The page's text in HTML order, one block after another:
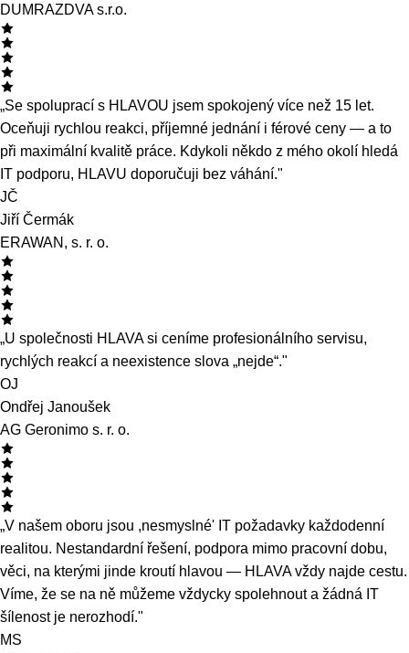
Dohlavy Education, s. r. o.
"Přechod na HLAVA PILOT PRO bylo skvělé rozhodnutí.
Konečně máme IT, které funguje z našeho pohledu úplně samo
— bezpečně a bez problémů. Nic nás nevyrušuje od naší
práce."
JM
Ing. Jan Mojžíš
DUMRAZDVA s.r.o.
„Se spoluprací s HLAVOU jsem spokojený více než 15 let.
Oceňuji rychlou reakci, příjemné jednání i férové ceny — a to
při maximální kvalitě práce. Kdykoli někdo z mého okolí hledá
IT podporu, HLAVU doporučuji bez váhání."
JČ
Jiří Čermák
ERAWAN, s. r. o.
„U společnosti HLAVA si ceníme profesionálního servisu,
rychlých reakcí a neexistence slova „nejde“."
OJ
Ondřej Janoušek